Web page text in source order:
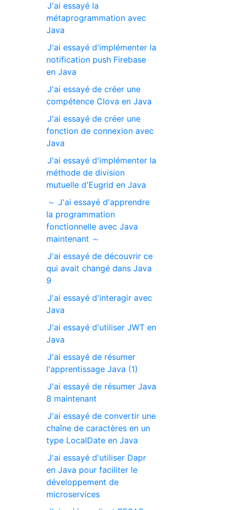
J'ai essayé la
métaprogrammation avec
Java
J'ai essayé d'implémenter la
notification push Firebase
en Java
J'ai essayé de créer une
compétence Clova en Java
J'ai essayé de créer une
fonction de connexion avec
Java
J'ai essayé d'implémenter la
méthode de division
mutuelle d'Eugrid en Java
～ J'ai essayé d'apprendre
la programmation
fonctionnelle avec Java
maintenant ～
J'ai essayé de découvrir ce
qui avait changé dans Java
9
J'ai essayé d'interagir avec
Java
J'ai essayé d'utiliser JWT en
Java
J'ai essayé de résumer
l'apprentissage Java (1)
J'ai essayé de résumer Java
8 maintenant
J'ai essayé de convertir une
chaîne de caractères en un
type LocalDate en Java
J'ai essayé d'utiliser Dapr
en Java pour faciliter le
développement de
microservices